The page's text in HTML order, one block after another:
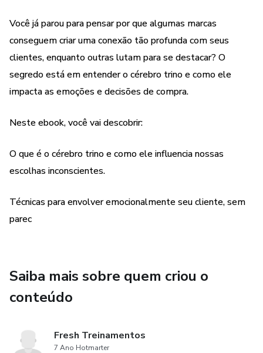
Aprenda a tocar os três níveis cerebrais do seu cliente – o
racional, emocional e instintivo – e transforme a forma
como você se conecta e vende.
Se você quer levar sua comunicação a outro nível, impactar
vendas e criar relacionamentos duradouros, este ebook é o
genuína e eficaz!
Você já parou para pensar por que algumas marcas
conseguem criar uma conexão tão profunda com seus
clientes, enquanto outras lutam para se destacar? O
segredo está em entender o cérebro trino e como ele
impacta as emoções e decisões de compra.
Neste ebook, você vai descobrir:
O que é o cérebro trino e como ele influencia nossas
escolhas inconscientes.
Técnicas para envolver emocionalmente seu cliente, sem
parec
Saiba mais sobre quem criou o
conteúdo
Fresh Treinamentos
7 Ano Hotmarter